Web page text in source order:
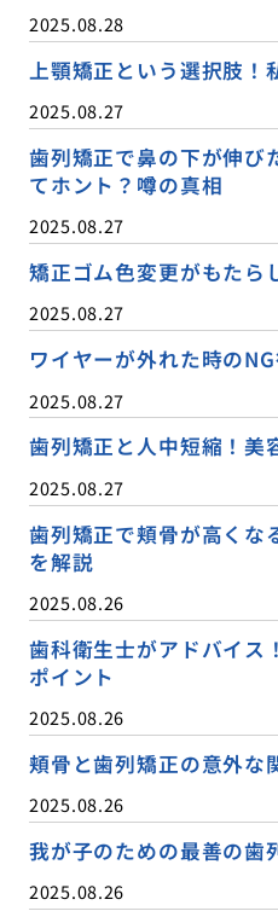
2025.08.28
上顎矯正という選択肢！
2025.08.27
歯列矯正で鼻の下が伸び
てホント？噂の真相
2025.08.27
矯正ゴム色変更がもたら
2025.08.27
ワイヤーが外れた時の
2025.08.27
歯列矯正と人中短縮！美
2025.08.27
歯列矯正で頬骨が高くな
を解説
2025.08.26
歯科衛生士がアドバイス
ポイント
2025.08.26
頬骨と歯列矯正の意外な
2025.08.26
我が子のための最善の歯
2025.08.26